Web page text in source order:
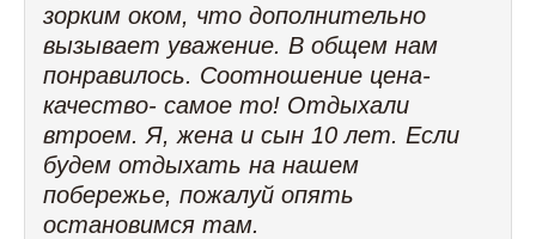
зорким оком, что дополнительно
вызывает уважение. В общем нам
понравилось. Соотношение цена-
качество- самое то! Отдыхали
втроем. Я, жена и сын 10 лет. Если
будем отдыхать на нашем
побережье, пожалуй опять
остановимся там.